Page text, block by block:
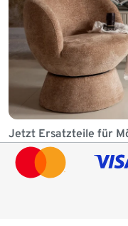
Jetzt Ersatzteile für